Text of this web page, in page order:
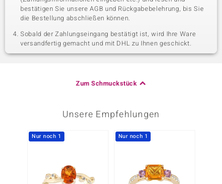
bestätigen Sie unsere AGB und Rückgabebelehrung, bis Sie
die Bestellung abschließen können.
Sobald der Zahlungseingang bestätigt ist, wird Ihre Ware
versandfertig gemacht und mit DHL zu Ihnen geschickt.
Zum Schmuckstück
Unsere Empfehlungen
Nur noch 1 Nur noch 1